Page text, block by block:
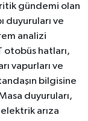
gündemi olan
duyuruları ve
analizi
otobüs hatları,
vapurları ve
bilgisine
duyuruları,
elektrik arıza